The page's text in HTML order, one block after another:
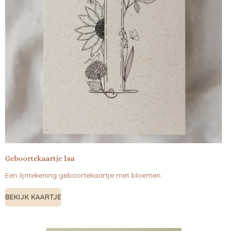
Geboortekaartje Isa
Een lijntekening geboortekaartje met bloemen.
BEKIJK KAARTJE